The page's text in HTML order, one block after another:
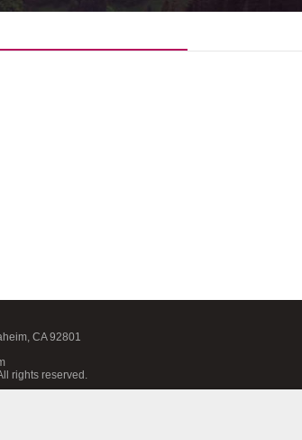
CA 92801
rights reserved.